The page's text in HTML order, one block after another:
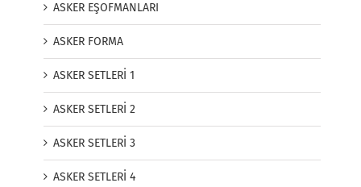
ASKER EŞOFMANLARI
ASKER FORMA
ASKER SETLERİ 1
ASKER SETLERİ 2
ASKER SETLERİ 3
ASKER SETLERİ 4